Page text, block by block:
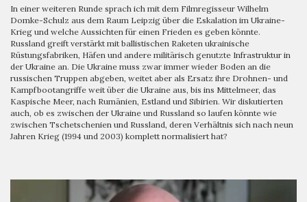
In einer weiteren Runde sprach ich mit dem Filmregisseur Wilhelm
Domke-Schulz aus dem Raum Leipzig über die Eskalation im Ukraine-
Krieg und welche Aussichten für einen Frieden es geben könnte.
Russland greift verstärkt mit ballistischen Raketen ukrainische
Rüstungsfabriken, Häfen und andere militärisch genutzte Infrastruktur in
der Ukraine an. Die Ukraine muss zwar immer wieder Boden an die
russischen Truppen abgeben, weitet aber als Ersatz ihre Drohnen- und
Kampfbootangriffe weit über die Ukraine aus, bis ins Mittelmeer, das
Kaspische Meer, nach Rumänien, Estland und Sibirien. Wir diskutierten
auch, ob es zwischen der Ukraine und Russland so laufen könnte wie
zwischen Tschetschenien und Russland, deren Verhältnis sich nach neun
Jahren Krieg (1994 und 2003) komplett normalisiert hat?